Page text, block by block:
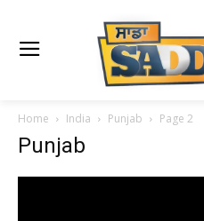
Home India Punjab Page 2
Punjab